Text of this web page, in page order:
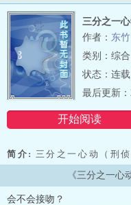
三分之一心
作者： 东竹
类别：综合
状态：连载
开始阅读
最后更新：
简介: 三分之一心动（刑
NPH）sodu，三分之一心动
NPH）顶点，三分之一心动
岁生日前夕自杀，母亲死后
《三分之一心
会不会接吻？